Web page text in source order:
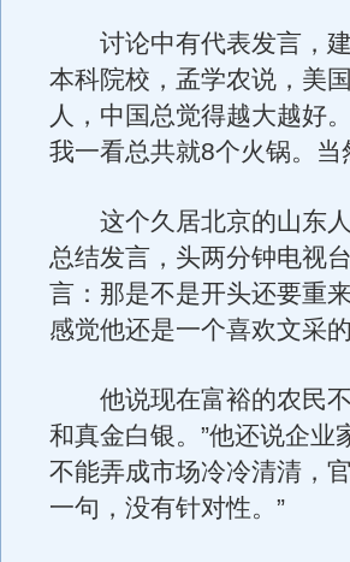
讨论中有代表发言，建
本科院校，孟学农说，美
人，中国总觉得越大越好
我一看总共就8个火锅。
这个久居北京的山东人
总结发言，头两分钟电视
言：那是不是开头还要重
感觉他还是一个喜欢文采的
他说现在富裕的农民不
和真金白银。”他还说企业
不能弄成市场冷冷清清，
一句，没有针对性。”